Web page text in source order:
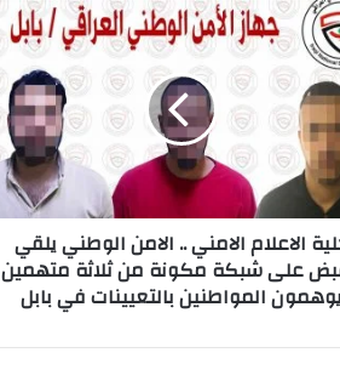
الاعلام الامني .. الامن الوطني يلقي
على شبكة مكونة من ثلاثة متهمين
المواطنين بالتعيينات في بابل